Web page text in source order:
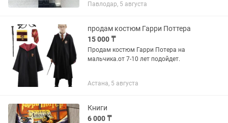
Павлодар, 5 августа
продам костюм Гарри Поттера
15 000 ₸
Продам костюм Гарри Потера на
мальчика.от 7-10 лет подойдет.
Астана, 5 августа
Книги
6 000 ₸